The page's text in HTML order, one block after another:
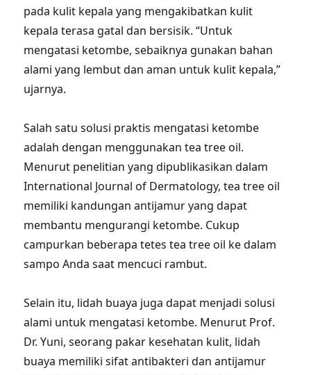
pada kulit kepala yang mengakibatkan kulit
kepala terasa gatal dan bersisik. “Untuk
mengatasi ketombe, sebaiknya gunakan bahan
alami yang lembut dan aman untuk kulit kepala,”
ujarnya.
Salah satu solusi praktis mengatasi ketombe
adalah dengan menggunakan tea tree oil.
Menurut penelitian yang dipublikasikan dalam
International Journal of Dermatology, tea tree oil
memiliki kandungan antijamur yang dapat
membantu mengurangi ketombe. Cukup
campurkan beberapa tetes tea tree oil ke dalam
sampo Anda saat mencuci rambut.
Selain itu, lidah buaya juga dapat menjadi solusi
alami untuk mengatasi ketombe. Menurut Prof.
Dr. Yuni, seorang pakar kesehatan kulit, lidah
buaya memiliki sifat antibakteri dan antijamur